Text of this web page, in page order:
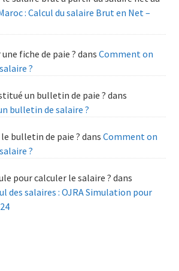
: Calcul du salaire Brut en Net –
fiche de paie ? dans Comment on
?
un bulletin de paie ? dans
bulletin de salaire ?
bulletin de paie ? dans Comment on
?
pour calculer le salaire ? dans
des salaires : OJRA Simulation pour